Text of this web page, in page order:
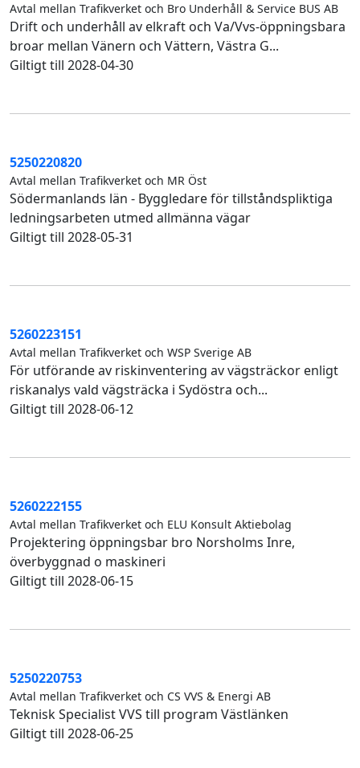
Avtal mellan Trafikverket och Bro Underhåll & Service BUS AB
Drift och underhåll av elkraft och Va/Vvs-öppningsbara
broar mellan Vänern och Vättern, Västra G...
Giltigt till 2028-04-30
5250220820
Avtal mellan Trafikverket och MR Öst
Södermanlands län - Byggledare för tillståndspliktiga
ledningsarbeten utmed allmänna vägar
Giltigt till 2028-05-31
5260223151
Avtal mellan Trafikverket och WSP Sverige AB
För utförande av riskinventering av vägsträckor enligt
riskanalys vald vägsträcka i Sydöstra och...
Giltigt till 2028-06-12
5260222155
Avtal mellan Trafikverket och ELU Konsult Aktiebolag
Projektering öppningsbar bro Norsholms Inre,
överbyggnad o maskineri
Giltigt till 2028-06-15
5250220753
Avtal mellan Trafikverket och CS VVS & Energi AB
Teknisk Specialist VVS till program Västlänken
Giltigt till 2028-06-25